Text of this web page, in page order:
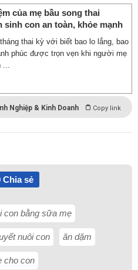
của mẹ bầu song thai
sinh con an toàn, khỏe mạnh
thai kỳ với biết bao lo lắng, bao
phúc được trọn vẹn khi người mẹ
...
Nghiệp & Kinh Doanh Copy link
Chia sẻ
con bằng sữa mẹ
nuôi con ăn dặm
cho con